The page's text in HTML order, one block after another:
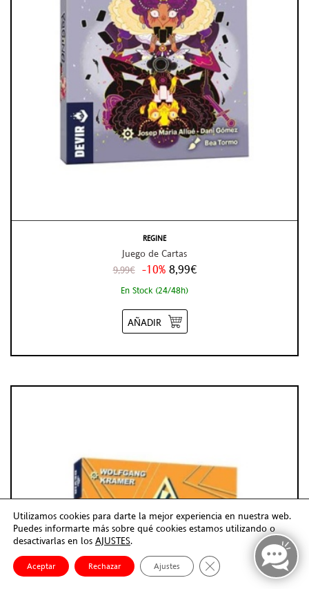
REGINE
Juego de Cartas
9,99€ -10% 8,99€
En Stock (24/48h)
AÑADIR
Utilizamos cookies para darte la mejor experiencia en nuestra web.
Puedes informarte más sobre qué cookies estamos utilizando o
desactivarlas en los AJUSTES.
Aceptar Rechazar Ajustes Cerrar el banner de